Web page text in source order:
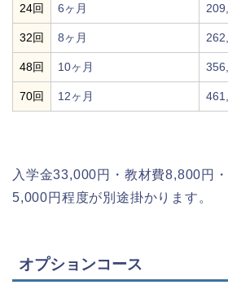
24回 6ヶ月
32回 8ヶ月
48回 10ヶ月
70回 12ヶ月
入学金33,000円・教材費8,800円
5,000円程度が別途掛かります。
オプションコース